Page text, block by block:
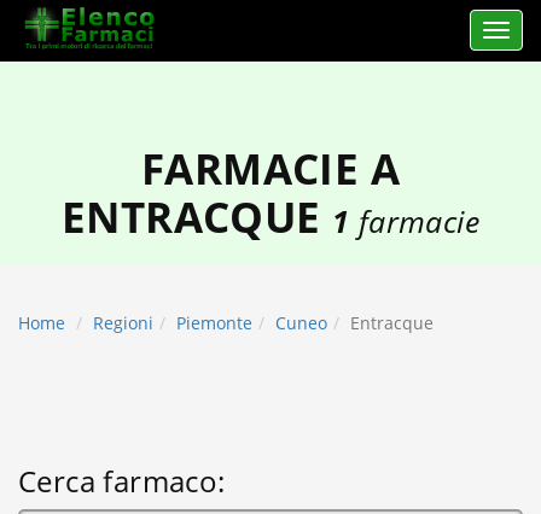
Apri
elencofarmaci.it
FARMACIE A
ENTRACQUE 1 farmacie
Home Regioni Piemonte Cuneo Entracque
Cerca farmaco: